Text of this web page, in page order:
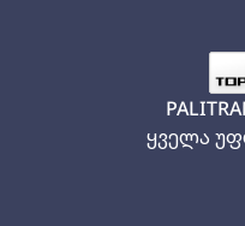
ყველა